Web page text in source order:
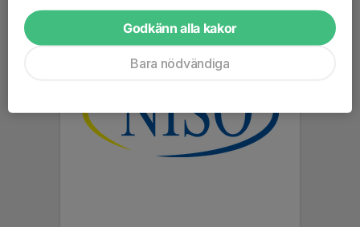
Godkänn alla kakor
Bara nödvändiga